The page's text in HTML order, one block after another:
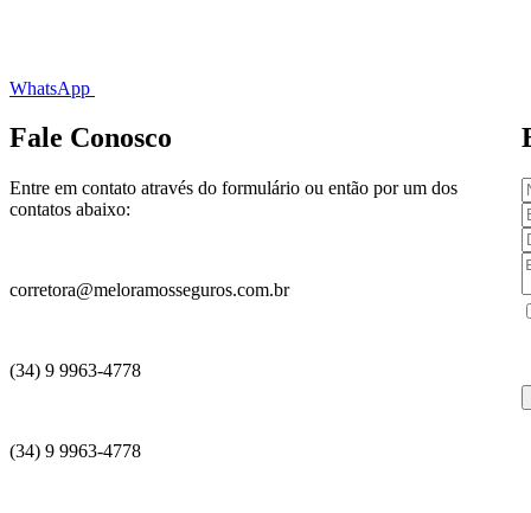
WhatsApp
Fale Conosco
Entre em contato através do formulário ou então por um dos
contatos abaixo:
corretora@meloramosseguros.com.br
(34) 9 9963-4778
(34) 9 9963-4778